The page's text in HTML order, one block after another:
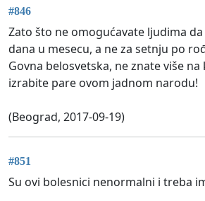
#846
Zato što ne omogućavate ljudima
dana u mesecu, a ne za setnju po
Govna belosvetska, ne znate više na
izrabite pare ovom jadnom narodu!
(Beograd, 2017-09-19)
#851
Su ovi bolesnici nenormalni i treba